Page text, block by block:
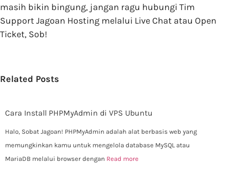
masih bikin bingung, jangan ragu hubungi Tim
Support Jagoan Hosting melalui Live Chat atau Open
Ticket, Sob!
Related Posts
Cara Install PHPMyAdmin di VPS Ubuntu
Halo, Sobat Jagoan! PHPMyAdmin adalah alat berbasis web yang
memungkinkan kamu untuk mengelola database MySQL atau
MariaDB melalui browser dengan Read more